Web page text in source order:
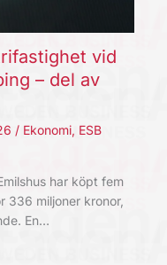
vid
– del av
/ Ekonomi, ESB
har köpt fem
336 miljoner kronor,
En…